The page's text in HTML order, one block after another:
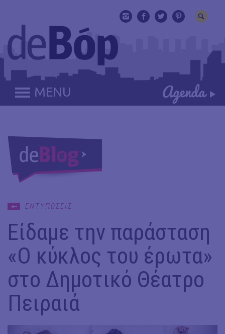
MENU
ΕΝΤΥΠΩΣΕΙΣ
Είδαμε την παράσταση
«Ο κύκλος του έρωτα»
στο Δημοτικό Θέατρο
Πειραιά